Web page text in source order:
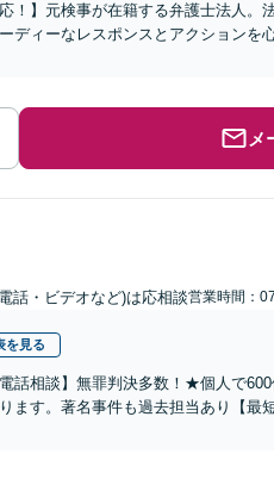
！】元検事が在籍する弁護士法人。
ディーなレスポンスとアクションを
メ
話・ビデオなど)は応相談営業時間：
を見る
話相談】無罪判決多数！★個人で
ます。著名事件も過去担当あり【最